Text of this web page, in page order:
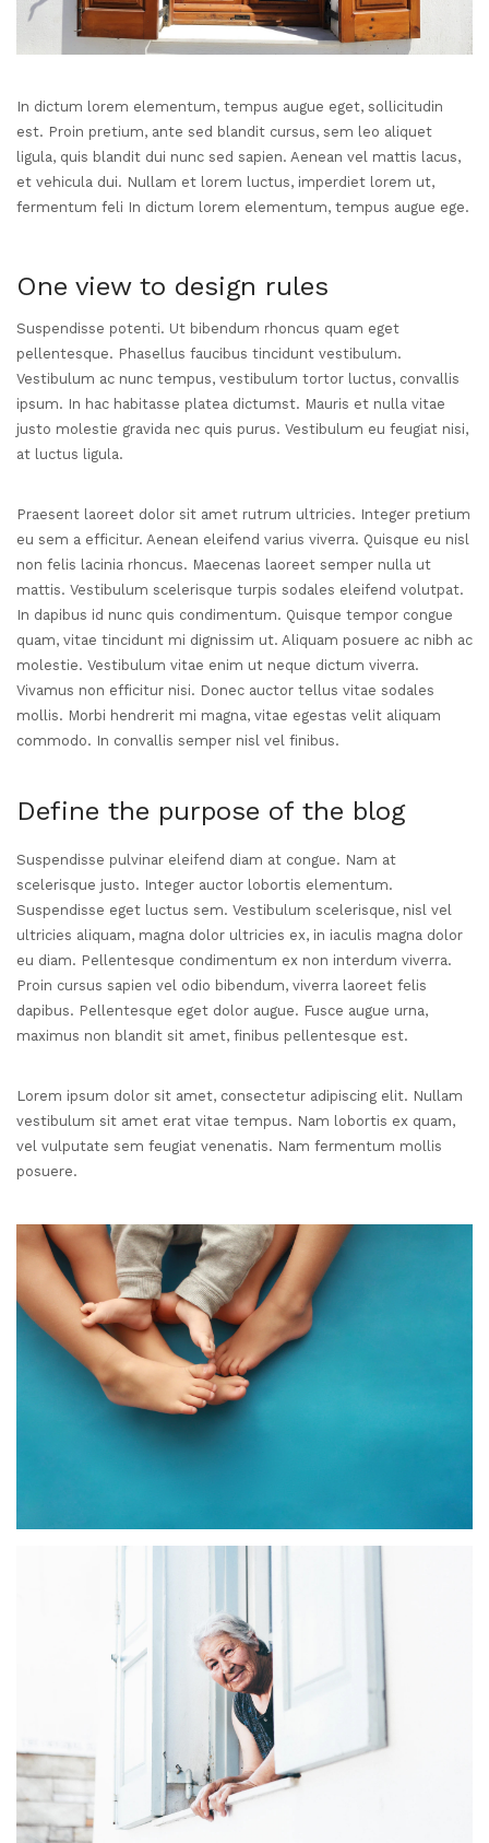
Martinmas Collection (3)
MASA ÖRTÜSÜ (4)
Noi Collection (12)
Passion Flower (2)
Peçete (41)
Red Serenity (28)
Wild Flowers (2)
In dictum lorem elementum, tempus augue eget, sollicitudin
est. Proin pretium, ante sed blandit cursus, sem leo aliquet
ligula, quis blandit dui nunc sed sapien. Aenean vel mattis lacus,
et vehicula dui. Nullam et lorem luctus, imperdiet lorem ut,
fermentum feli In dictum lorem elementum, tempus augue ege.
One view to design rules
Suspendisse potenti. Ut bibendum rhoncus quam eget
pellentesque. Phasellus faucibus tincidunt vestibulum.
Vestibulum ac nunc tempus, vestibulum tortor luctus, convallis
ipsum. In hac habitasse platea dictumst. Mauris et nulla vitae
justo molestie gravida nec quis purus. Vestibulum eu feugiat nisi,
at luctus ligula.
Praesent laoreet dolor sit amet rutrum ultricies. Integer pretium
eu sem a efficitur. Aenean eleifend varius viverra. Quisque eu nisl
non felis lacinia rhoncus. Maecenas laoreet semper nulla ut
mattis. Vestibulum scelerisque turpis sodales eleifend volutpat.
In dapibus id nunc quis condimentum. Quisque tempor congue
quam, vitae tincidunt mi dignissim ut. Aliquam posuere ac nibh ac
molestie. Vestibulum vitae enim ut neque dictum viverra.
Vivamus non efficitur nisi. Donec auctor tellus vitae sodales
mollis. Morbi hendrerit mi magna, vitae egestas velit aliquam
commodo. In convallis semper nisl vel finibus.
Define the purpose of the blog
Suspendisse pulvinar eleifend diam at congue. Nam at
scelerisque justo. Integer auctor lobortis elementum.
Suspendisse eget luctus sem. Vestibulum scelerisque, nisl vel
ultricies aliquam, magna dolor ultricies ex, in iaculis magna dolor
eu diam. Pellentesque condimentum ex non interdum viverra.
Proin cursus sapien vel odio bibendum, viverra laoreet felis
dapibus. Pellentesque eget dolor augue. Fusce augue urna,
maximus non blandit sit amet, finibus pellentesque est.
Lorem ipsum dolor sit amet, consectetur adipiscing elit. Nullam
vestibulum sit amet erat vitae tempus. Nam lobortis ex quam,
vel vulputate sem feugiat venenatis. Nam fermentum mollis
posuere.